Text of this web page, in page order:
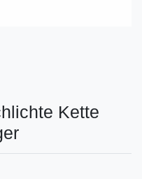
Kette